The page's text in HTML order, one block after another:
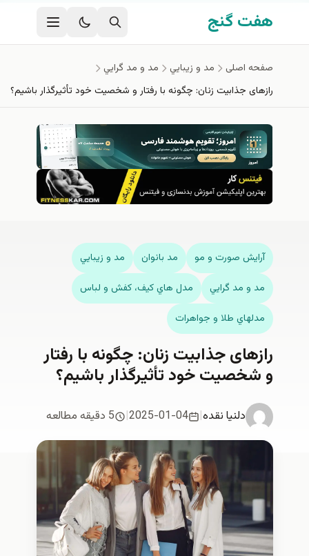
رفتن به محتوای اصلی
هفت گنج
صفحه اصلی مد و زيبايي
مد و مد گرايي
رازهای جذابیت زنان: چگونه با رفتار و شخصیت خود تأثیرگذار باشیم؟
آرايش صورت و مو مد بانوان
مد و زيبايي
مد و مد گرايي
مدل هاي كيف، كفش و لباس
مدلهاي طلا و جواهرات
رازهای جذابیت زنان: چگونه با رفتار
و شخصیت خود تأثیرگذار باشیم؟
دلنیا نقدە|
2025-01-04
| 5 دقیقه مطالعه